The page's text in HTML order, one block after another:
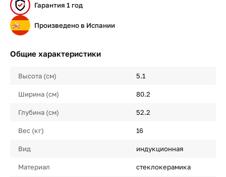
Гарантия 1 год
Произведено в Испании
Общие характеристики
Высота (см) 5.1
Ширина (см) 80.2
Глубина (см) 52.2
Вес (кг) 16
Вид индукционная
Материал стеклокерамика